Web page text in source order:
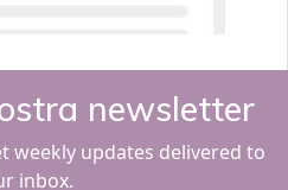
newsletter
weekly updates delivered to
inbox.